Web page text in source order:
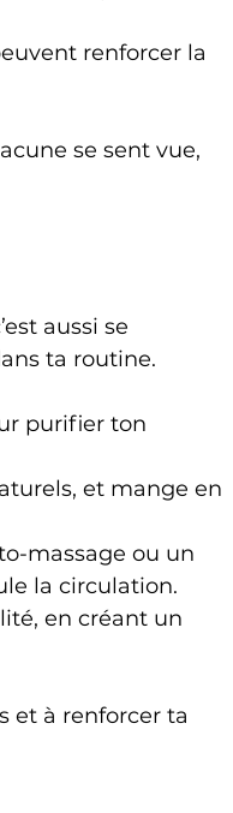
renforcer la
se sent vue,
aussi se
ta routine.
purifier ton
et mange en
massage ou un
la circulation.
en créant un
et à renforcer ta